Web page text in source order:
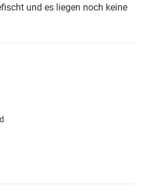
und es liegen noch keine